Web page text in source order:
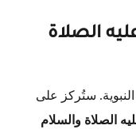
الصلاة
ستُركز على
الصلاة والسلام